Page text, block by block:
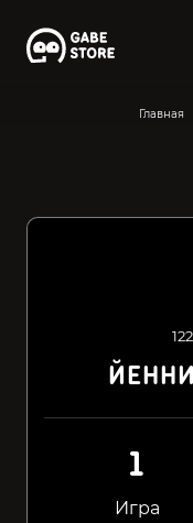
Главная
1
Игра